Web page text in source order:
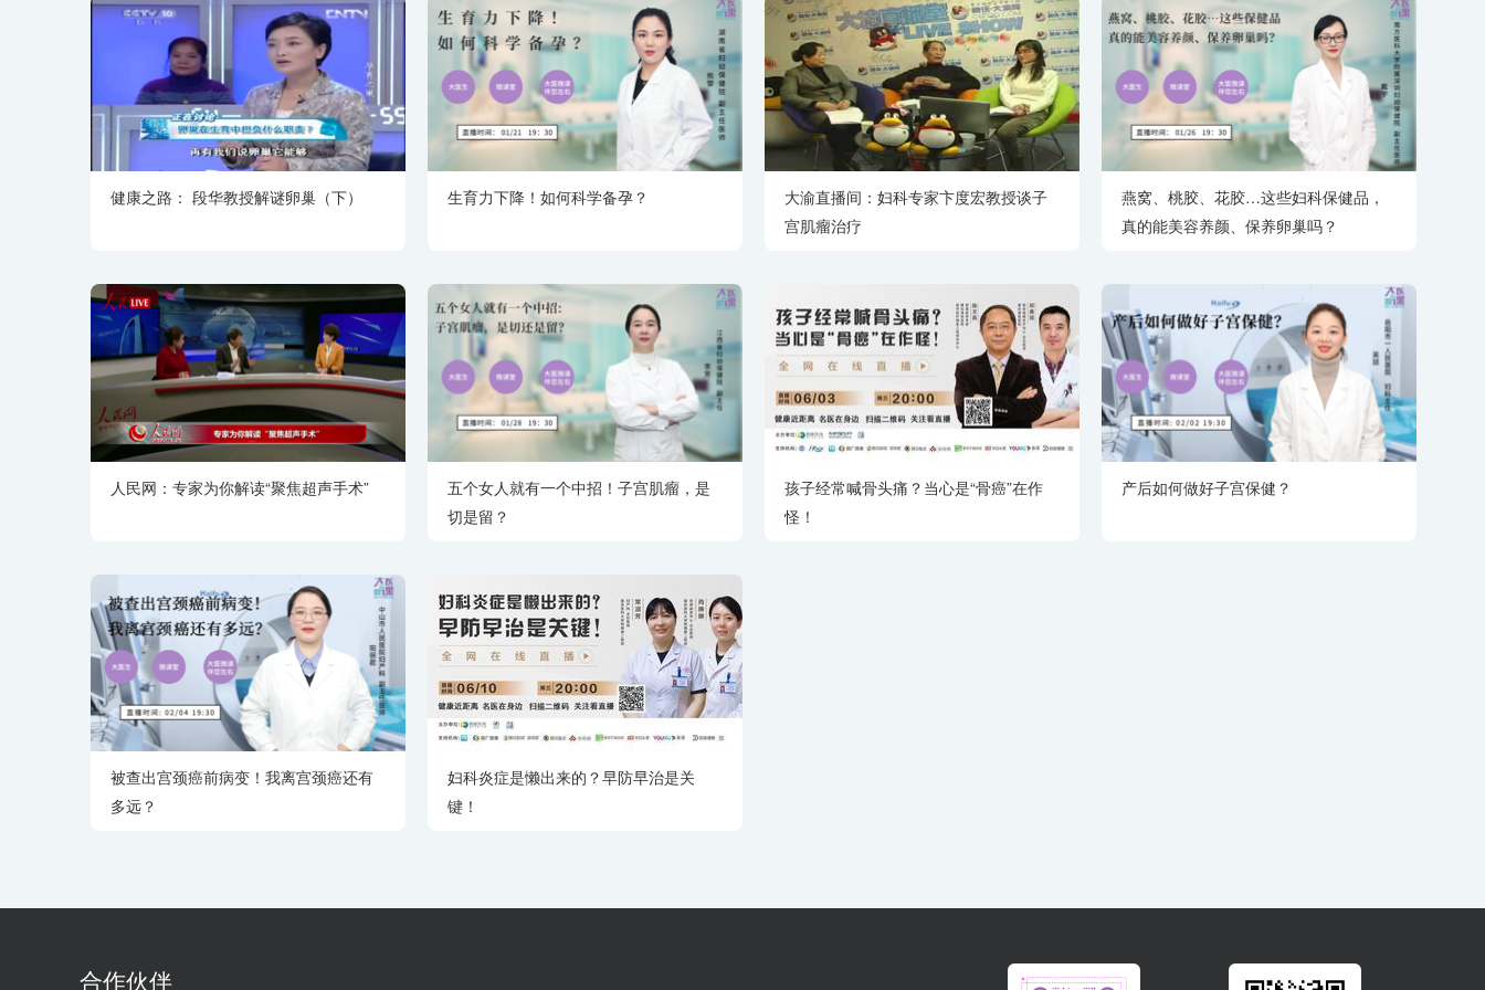
健康之路： 段华教授解谜卵巢（下） 生育力下降！如何科学备孕？
大渝直播间：妇科专家卞度宏教授谈子
宫肌瘤治疗
燕窝、桃胶、花胶…这些妇科保健品，
真的能美容养颜、保养卵巢吗？
人民网：专家为你解读“聚焦超声手术”
五个女人就有一个中招！子宫肌瘤，是
切是留？
孩子经常喊骨头痛？当心是“骨癌”在作
怪！
产后如何做好子宫保健？
被查出宫颈癌前病变！我离宫颈癌还有
多远？
妇科炎症是懒出来的？早防早治是关
键！
合作伙伴